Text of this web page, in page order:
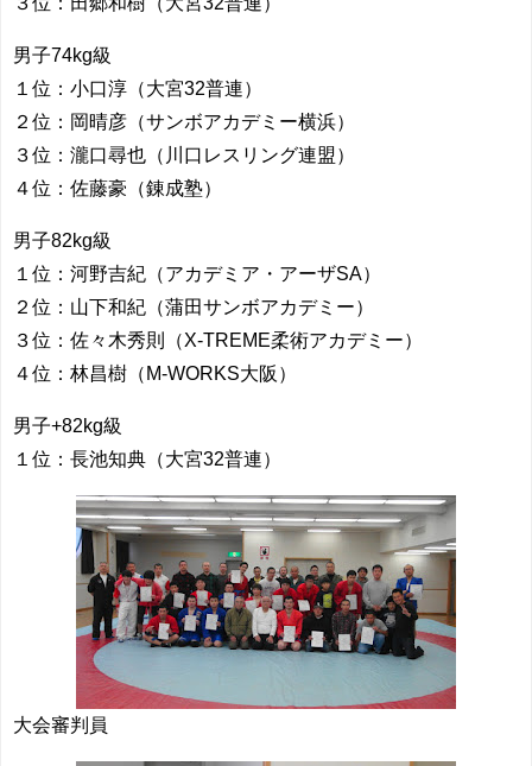
男子74kg級
１位：小口淳（大宮32普連）
２位：岡晴彦（サンボアカデミー横浜）
３位：瀧口尋也（川口レスリング連盟）
４位：佐藤豪（錬成塾）
男子82kg級
１位：河野吉紀（アカデミア・アーザSA）
２位：山下和紀（蒲田サンボアカデミー）
３位：佐々木秀則（X-TREME柔術アカデミー）
４位：林昌樹（M-WORKS大阪）
男子+82kg級
１位：長池知典（大宮32普連）
大会審判員